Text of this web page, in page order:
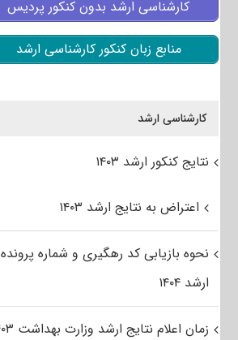
کارشناسی ارشد بدون کنکور پردیس
منابع زبان کنکور کارشناسی ارشد
کارشناسی ارشد
نتایج کنکور ارشد ۱۴۰۳
اعتراض به نتایج ارشد ۱۴۰۳
نحوه بازیابی کد رهگیری و شماره پرونده
ارشد ۱۴۰۴
زمان اعلام نتایج ارشد وزارت بهداشت ۱۴۰۳